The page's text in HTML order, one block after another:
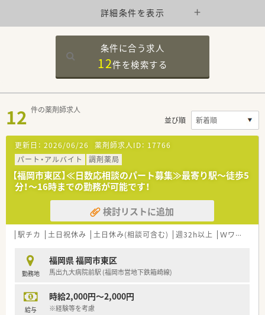
詳細条件を表示
条件に合う求人
12件を検索する
12 件の薬剤師求人
並び順
更新日： 2026/06/26 薬剤師求人ID： 17766
パート・アルバイト
調剤薬局
【福岡市東区】≪日数応相談のパート募集≫最寄り駅～徒歩5
分！～16時までの勤務が可能です！
検討リストに追加
駅チカ 土日祝休み 土日休み(相談可含む) 週32h以上 Ｗワーク可
勤務地
福岡県 福岡市東区
馬出九大病院前駅 (福岡市営地下鉄箱崎線)
給与
時給2,000円～2,000円
※経験等を考慮